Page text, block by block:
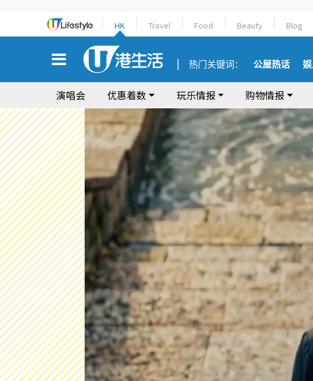
HK Travel Food Beauty Blog
热门关键词： 公屋热话
演唱会 优惠着数 玩乐情报 购物情报